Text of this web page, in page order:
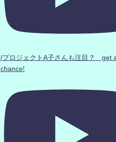
/プロジェクトA子さんも注目？ get
chance!